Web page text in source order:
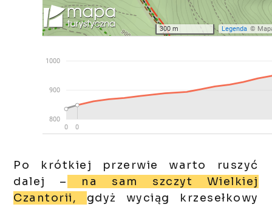
Po krótkiej przerwie warto ruszyć
dalej –
na sam szczyt Wielkiej
Czantorii, gdyż wyciąg krzesełkowy